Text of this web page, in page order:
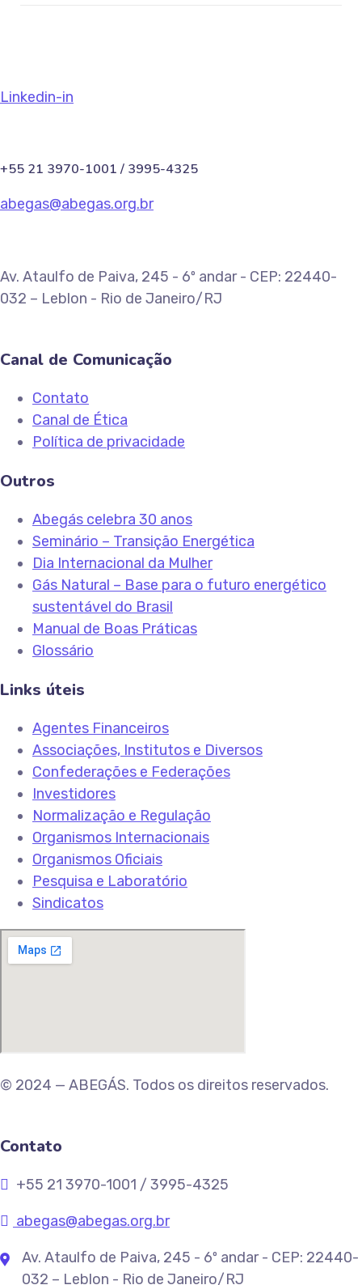
Linkedin-in
+55 21 3970-1001 / 3995-4325
abegas@abegas.org.br
Av. Ataulfo de Paiva, 245 - 6º andar - CEP: 22440-
032 – Leblon - Rio de Janeiro/RJ
Canal de Comunicação
Contato
Canal de Ética
Política de privacidade
Outros
Abegás celebra 30 anos
Seminário – Transição Energética
Dia Internacional da Mulher
Gás Natural – Base para o futuro energético
sustentável do Brasil
Manual de Boas Práticas
Glossário
Links úteis
Agentes Financeiros
Associações, Institutos e Diversos
Confederações e Federações
Investidores
Normalização e Regulação
Organismos Internacionais
Organismos Oficiais
Pesquisa e Laboratório
Sindicatos
© 2024 — ABEGÁS. Todos os direitos reservados.
Contato
+55 21 3970-1001 / 3995-4325
abegas@abegas.org.br
Av. Ataulfo de Paiva, 245 - 6º andar - CEP: 22440-
032 – Leblon - Rio de Janeiro/RJ